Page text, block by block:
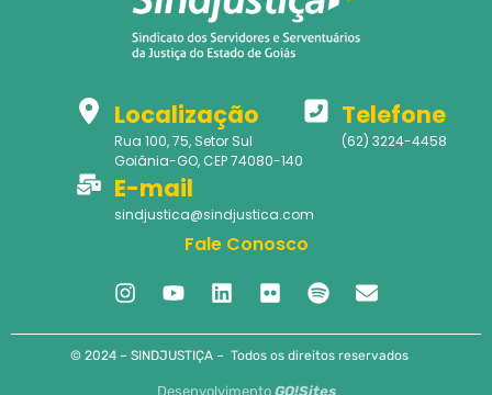
Localização
Rua 100, 75, Setor Sul
Goiânia-GO, CEP 74080-140
Telefone
(62) 3224-4458
E-mail
sindjustica@sindjustica.com
Fale Conosco
© 2024 – SINDJUSTIÇA – Todos os direitos reservados
Desenvolvimento GO!Sites